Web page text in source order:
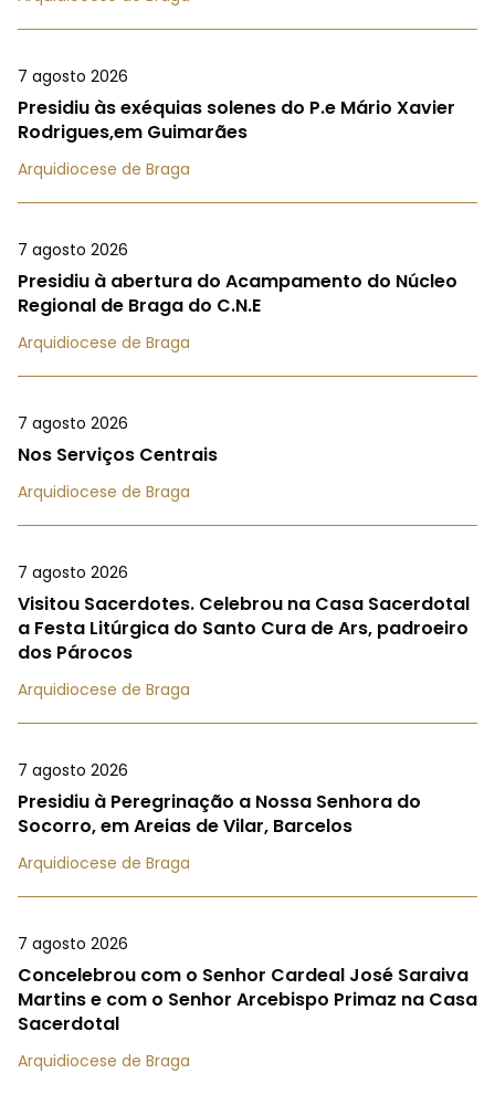
7 agosto 2026
Presidiu às exéquias solenes do P.e Mário Xavier
Rodrigues,em Guimarães
Arquidiocese de Braga
7 agosto 2026
Presidiu à abertura do Acampamento do Núcleo
Regional de Braga do C.N.E
Arquidiocese de Braga
7 agosto 2026
Nos Serviços Centrais
Arquidiocese de Braga
7 agosto 2026
Visitou Sacerdotes. Celebrou na Casa Sacerdotal
a Festa Litúrgica do Santo Cura de Ars, padroeiro
dos Párocos
Arquidiocese de Braga
7 agosto 2026
Presidiu à Peregrinação a Nossa Senhora do
Socorro, em Areias de Vilar, Barcelos
Arquidiocese de Braga
7 agosto 2026
Concelebrou com o Senhor Cardeal José Saraiva
Martins e com o Senhor Arcebispo Primaz na Casa
Sacerdotal
Arquidiocese de Braga